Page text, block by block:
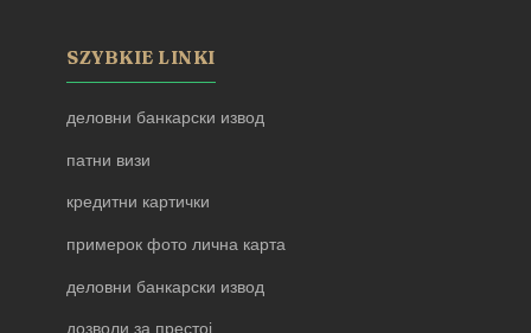
SZYBKIE LINKI
деловни банкарски извод
патни визи
кредитни картички
примерок фото лична карта
деловни банкарски извод